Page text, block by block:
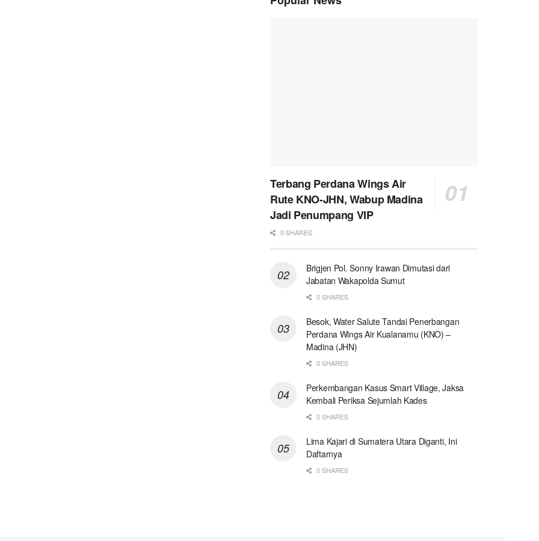
Terbang Perdana Wings Air
Rute KNO-JHN, Wabup Madina
Jadi Penumpang VIP
0 SHARES
Brigjen Pol. Sonny Irawan Dimutasi dari
Jabatan Wakapolda Sumut
0 SHARES
Besok, Water Salute Tandai Penerbangan
Perdana Wings Air Kualanamu (KNO) –
Madina (JHN)
0 SHARES
Perkembangan Kasus Smart Village, Jaksa
Kembali Periksa Sejumlah Kades
0 SHARES
Lima Kajari di Sumatera Utara Diganti, Ini
Daftarnya
0 SHARES